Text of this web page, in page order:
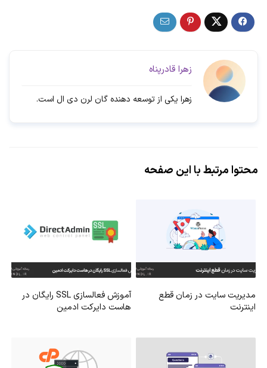
زهرا قادرپناه
زهرا یکی از توسعه دهنده گان لرن دی ال است.
محتوا مرتبط با این صفحه
مدیریت سایت در زمان قطع
اینترنت
آموزش فعالسازی SSL رایگان در
هاست دایرکت ادمین